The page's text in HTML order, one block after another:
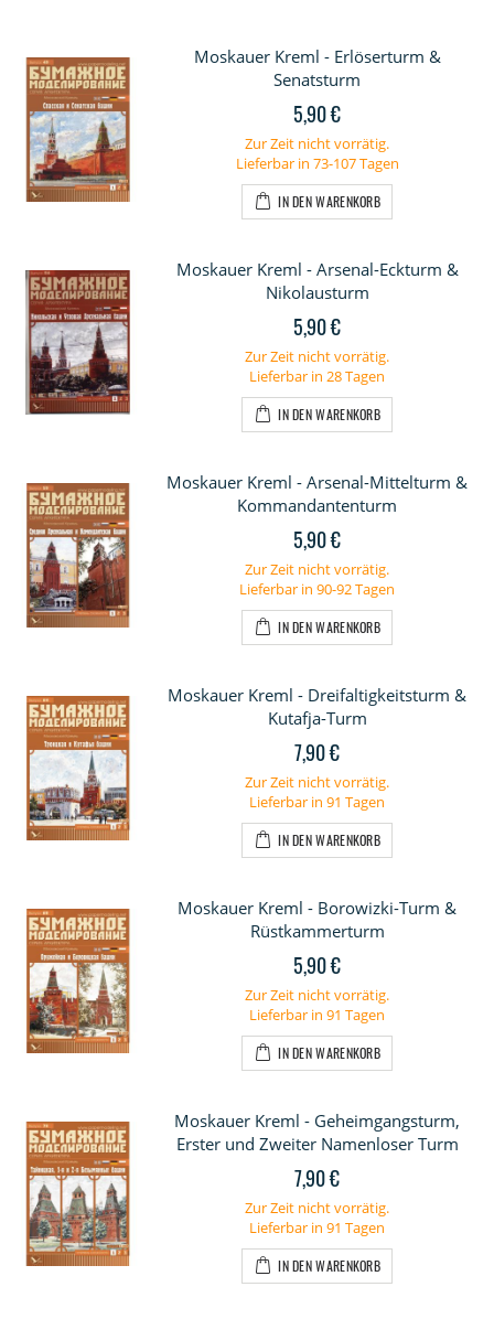
Moskauer Kreml - Erlöserturm &
Senatsturm
5,90 €
Zur Zeit nicht vorrätig.
Lieferbar in 73-107 Tagen
IN DEN WARENKORB
Moskauer Kreml - Arsenal-Eckturm &
Nikolausturm
5,90 €
Zur Zeit nicht vorrätig.
Lieferbar in 28 Tagen
IN DEN WARENKORB
Moskauer Kreml - Arsenal-Mittelturm &
Kommandantenturm
5,90 €
Zur Zeit nicht vorrätig.
Lieferbar in 90-92 Tagen
IN DEN WARENKORB
Moskauer Kreml - Dreifaltigkeitsturm &
Kutafja-Turm
7,90 €
Zur Zeit nicht vorrätig.
Lieferbar in 91 Tagen
IN DEN WARENKORB
Moskauer Kreml - Borowizki-Turm &
Rüstkammerturm
5,90 €
Zur Zeit nicht vorrätig.
Lieferbar in 91 Tagen
IN DEN WARENKORB
Moskauer Kreml - Geheimgangsturm,
Erster und Zweiter Namenloser Turm
7,90 €
Zur Zeit nicht vorrätig.
Lieferbar in 91 Tagen
IN DEN WARENKORB